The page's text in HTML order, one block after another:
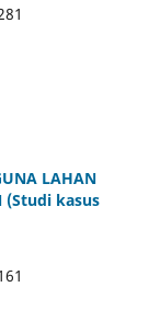
LAHAN
(Studi kasus